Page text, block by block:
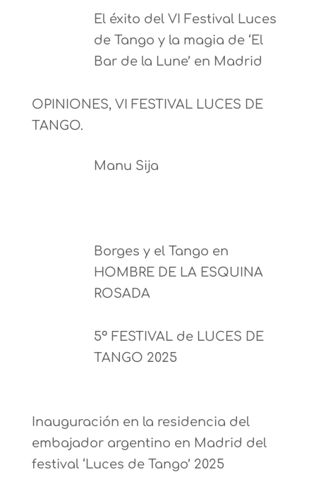
El éxito del VI Festival Luces
de Tango y la magia de ‘El
Bar de la Lune’ en Madrid
OPINIONES, VI FESTIVAL LUCES DE
TANGO.
Manu Sija
Borges y el Tango en
HOMBRE DE LA ESQUINA
ROSADA
5º FESTIVAL de LUCES DE
TANGO 2025
Inauguración en la residencia del
embajador argentino en Madrid del
festival ‘Luces de Tango’ 2025